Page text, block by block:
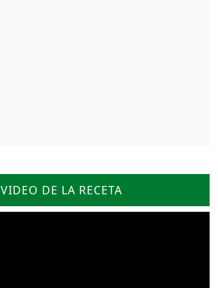
VIDEO DE LA RECETA